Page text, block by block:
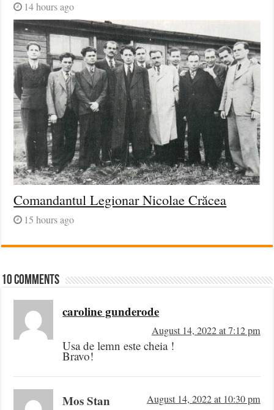
14 hours ago
Comandantul Legionar Nicolae Crăcea
15 hours ago
10 comments
caroline gunderode
August 14, 2022 at 7:12 pm
Usa de lemn este cheia !
Bravo!
Mos Stan August 14, 2022 at 10:30 pm